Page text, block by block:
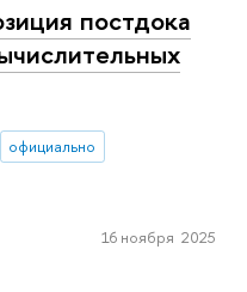
постдока
официально
16 ноября 2025